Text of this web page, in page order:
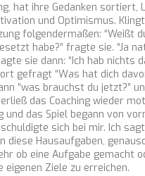
hat ihre Gedanken
und Optimismus.
folgendermaßen:
habe?” fragte sie. “Ja
sie dann: “Ich hab
gefragt “Was hat dich
“was brauchst du jetzt?”
das Coaching wieder
und das Spiel begann von
sich bei mir. Ich
diese Hausaufgaben,
ob eine Aufgabe gemacht
eigenen Ziele zu erreichen.